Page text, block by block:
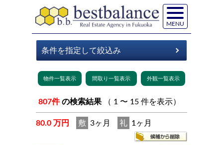
MENU
807件 の検索結果 （ 1 〜 15 件を表示）
80.0 万円 敷 3ヶ月 礼 1ヶ月